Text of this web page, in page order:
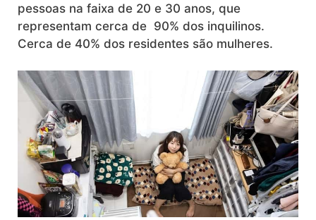
pessoas na faixa de 20 e 30 anos, que
representam cerca de 90% dos inquilinos.
Cerca de 40% dos residentes são mulheres.